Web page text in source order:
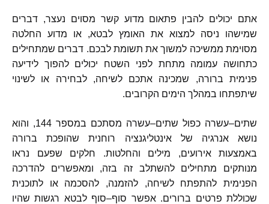
אתם יכולים להבין פתאום מדוע קשר מסוים נעצר, דברים
שמישהו ניסה למצוא את האומץ לבטא, או מדוע החלטה
מסוימת ממשיכה למשוך את תשומת לבכם. דברים שמתחילים
כתחושה עמומה מתחת לפני השטח יכולים להפוך לידיעה
פנימית ברורה, שמכינה אתכם לשיחה,לבחירה או לשינוי
שיתפתחו במהלך הימים הקרובים.
שתים–עשרה כפול שתים–עשרה מסתכם במספר
והוא
נושא אנרגיה של אינטליגנציה רוחנית שהופכת ברורה
באמצעות אירועים, מילים והחלטות. חלקים שפעם נראו
מנותקים מתחילים להשתלב זה בזה, ומאפשרים להדרכה
הפנימית להתפתח לשיחה, להזמנה, להסכמה או לתוכנית
שכוללת פרטים ברורים. אפשר סוף–סוף לבטא רגשות שהיו